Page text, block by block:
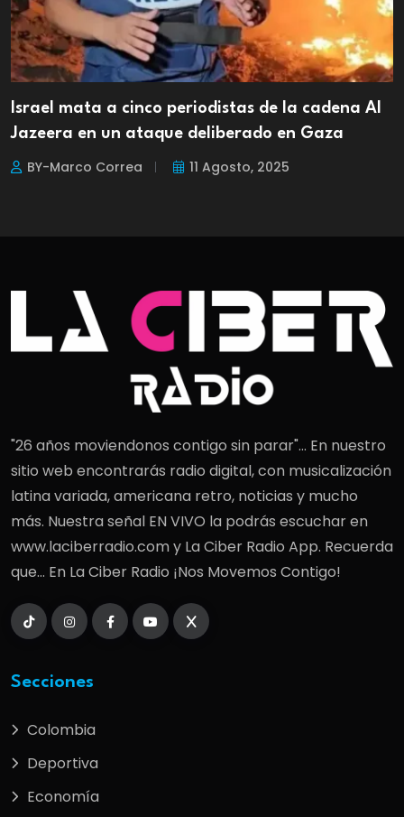
Israel mata a cinco periodistas de la cadena Al
Jazeera en un ataque deliberado en Gaza
BY-Marco Correa 11 Agosto, 2025
"26 años moviendonos contigo sin parar"... En nuestro
sitio web encontrarás radio digital, con musicalización
latina variada, americana retro, noticias y mucho
más. Nuestra señal EN VIVO la podrás escuchar en
www.laciberradio.com y La Ciber Radio App. Recuerda
que... En La Ciber Radio ¡Nos Movemos Contigo!
Secciones
Colombia
Deportiva
Economía